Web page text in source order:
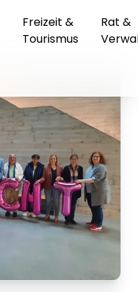
Freizeit &
Tourismus
Rat &